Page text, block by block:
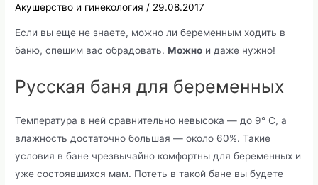
Акушерство и гинекология / 29.08.2017
Если вы еще не знаете, можно ли беременным ходить в
баню, спешим вас обрадовать.Можно и даже нужно!
Русская баня для беременных
Температура в ней сравнительно невысока — до 9° С, а
влажность достаточно большая — около 60%. Такие
условия в бане чрезвычайно комфортны для беременных и
уже состоявшихся мам. Потеть в такой бане вы будете